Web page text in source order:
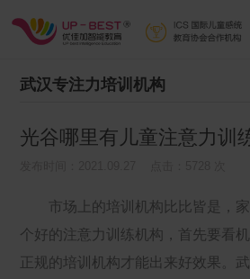
武汉专注力培训机构
光谷哪里有儿童注意力训
市场上的培训机构比比皆是，
个好的注意力训练机构，首先要看
正规的培训机构才能出来好效果。